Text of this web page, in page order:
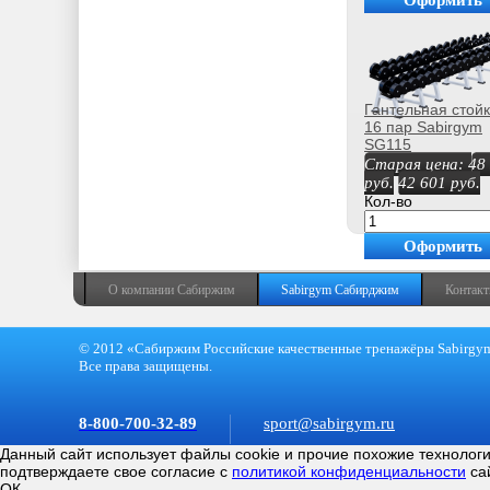
Гантельная
16 пар Sabirgym
SG115
Старая цена: 48
руб. 42 601 руб.
Кол-во
Оформить
покупку
О компании Сабиржим Sabirgym Сабирджим
© 2012 «Сабиржим Российские качественные тренажёры
Все права защищены.
8-800-700-32-89 sport@sabirgym.ru
Данный сайт использует файлы cookie и прочие похожие
подтверждаете свое согласие с политикой конфиденциальности